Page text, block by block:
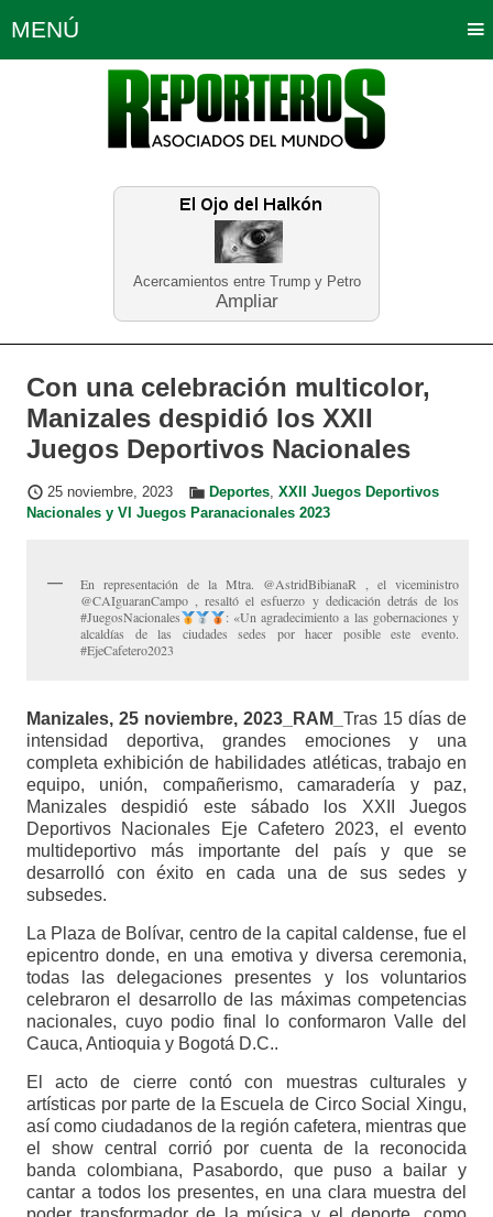
Acercamientos entre Trump y Petro
Ampliar
MENÚ
Política Opinión Bogotá
Planeta Tierra Deportes
Educación Neira
Con una celebración multicolor,
Manizales despidió los XXII
Juegos Deportivos Nacionales
25 noviembre, 2023 Deportes, XXII Juegos Deportivos
Nacionales y VI Juegos Paranacionales 2023
En representación de la Mtra. @AstridBibianaR , el viceministro
@CAIguaranCampo , resaltó el esfuerzo y dedicación detrás de los
#JuegosNacionales
: «Un agradecimiento a las gobernaciones y
alcaldías de las ciudades sedes por hacer posible este evento.
#EjeCafetero2023
Manizales, 25 noviembre, 2023_RAM_ Tras 15 días de
intensidad deportiva, grandes emociones y una
completa exhibición de habilidades atléticas, trabajo en
equipo, unión, compañerismo, camaradería y paz,
Manizales despidió este sábado los XXII Juegos
Deportivos Nacionales Eje Cafetero 2023, el evento
multideportivo más importante del país y que se
desarrolló con éxito en cada una de sus sedes y
subsedes.
La Plaza de Bolívar, centro de la capital caldense, fue el
epicentro donde, en una emotiva y diversa ceremonia,
todas las delegaciones presentes y los voluntarios
celebraron el desarrollo de las máximas competencias
nacionales, cuyo podio final lo conformaron Valle del
Cauca, Antioquia y Bogotá D.C..
El acto de cierre contó con muestras culturales y
artísticas por parte de la Escuela de Circo Social Xingu,
así como ciudadanos de la región cafetera, mientras que
el show central corrió por cuenta de la reconocida
banda colombiana, Pasabordo, que puso a bailar y
cantar a todos los presentes, en una clara muestra del